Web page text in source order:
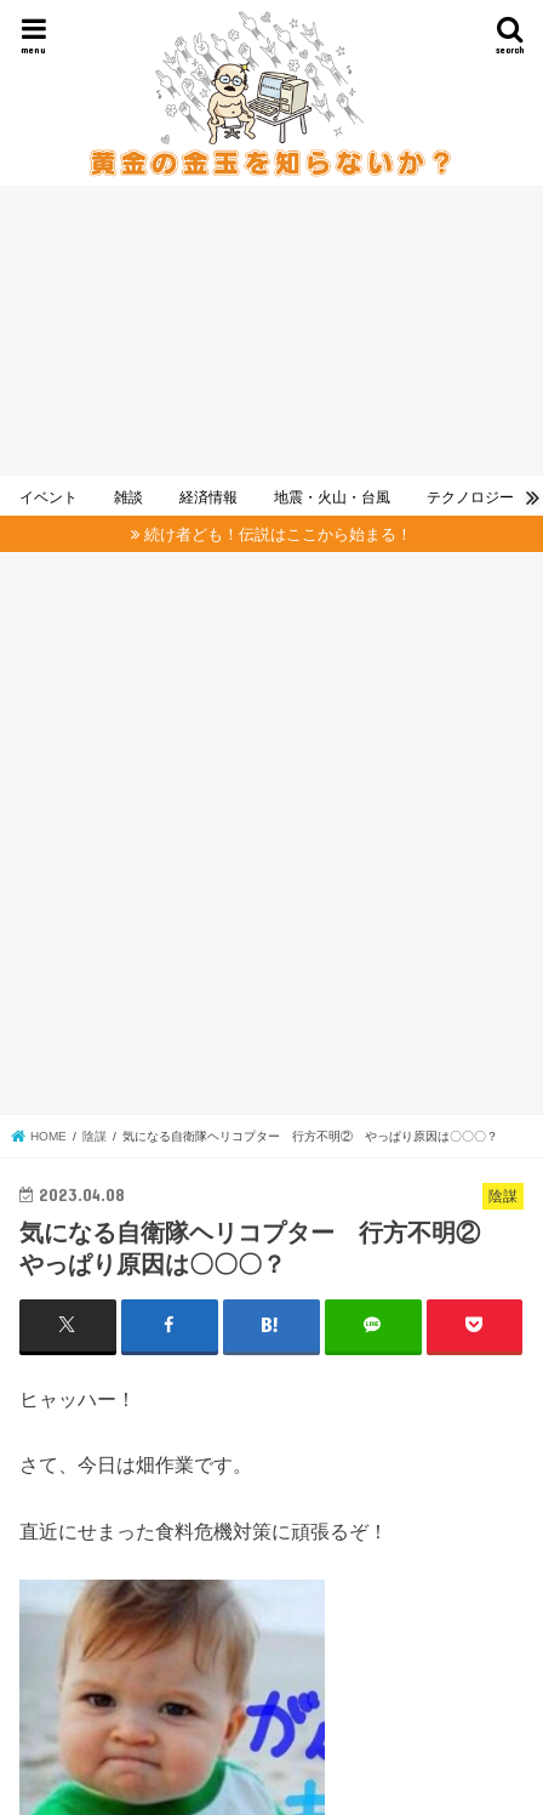
search
menu
イベント 雑談 経済情報 地震・火山・台風 テクノロジー
続け者ども！伝説はここから始まる！
HOME 陰謀 気になる自衛隊ヘリコプター 行方不明② やっぱり原因は〇〇〇？
陰謀
2023.04.08
気になる自衛隊ヘリコプター 行方不明②
やっぱり原因は〇〇〇？
ヒャッハー！
さて、今日は畑作業です。
直近にせまった食料危機対策に頑張るぞ！